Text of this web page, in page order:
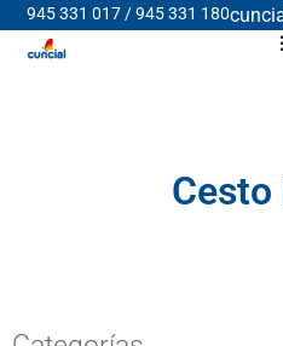
945 331 017 / 945 331 180
Cesto